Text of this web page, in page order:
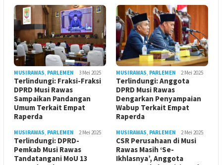
MUSIRAWAS, PARLEMEN 3 Mei 2025
Terlindungi: Fraksi-Fraksi
DPRD Musi Rawas
Sampaikan Pandangan
Umum Terkait Empat
Raperda
MUSIRAWAS, PARLEMEN 2 Mei 2025
Terlindungi: Anggota
DPRD Musi Rawas
Dengarkan Penyampaian
Wabup Terkait Empat
Raperda
MUSIRAWAS, PARLEMEN 2 Mei 2025
Terlindungi: DPRD-
Pemkab Musi Rawas
Tandatangani MoU 13
MUSIRAWAS, PARLEMEN 2 Mei 2025
CSR Perusahaan di Musi
Rawas Masih ‘Se-
Ikhlasnya’, Anggota